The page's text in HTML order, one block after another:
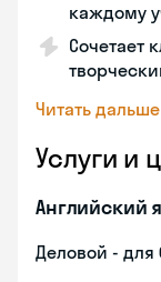
каждому
Сочетает
Читать дальше
Услуги и
Английский
Деловой - для